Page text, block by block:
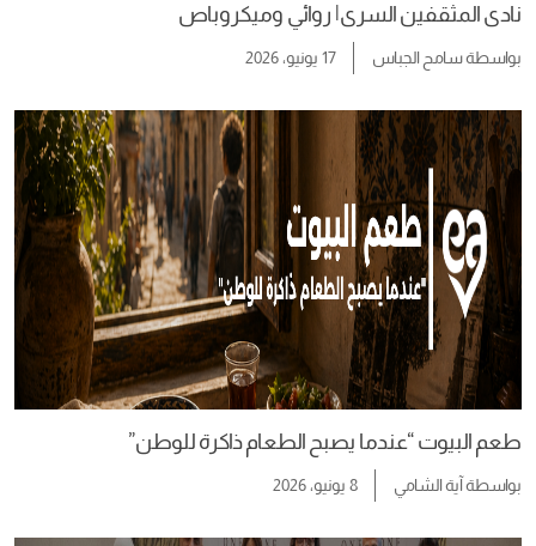
نادى المثقفين السرى| روائي وميكروباص
بواسطةسامح الجباس 17 يونيو، 2026
طعم البيوت “عندما يصبح الطعام ذاكرة للوطن”
بواسطةآية الشامي 8 يونيو، 2026